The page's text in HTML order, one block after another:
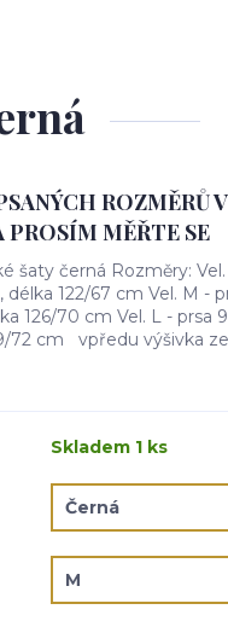
ROZMĚRŮ
MĚŘTE SE
šaty černá Rozměry:
122/67 cm Vel. M -
126/70 cm Vel. L - prsa
72 cm vpředu výšivka
Skladem 1 ks